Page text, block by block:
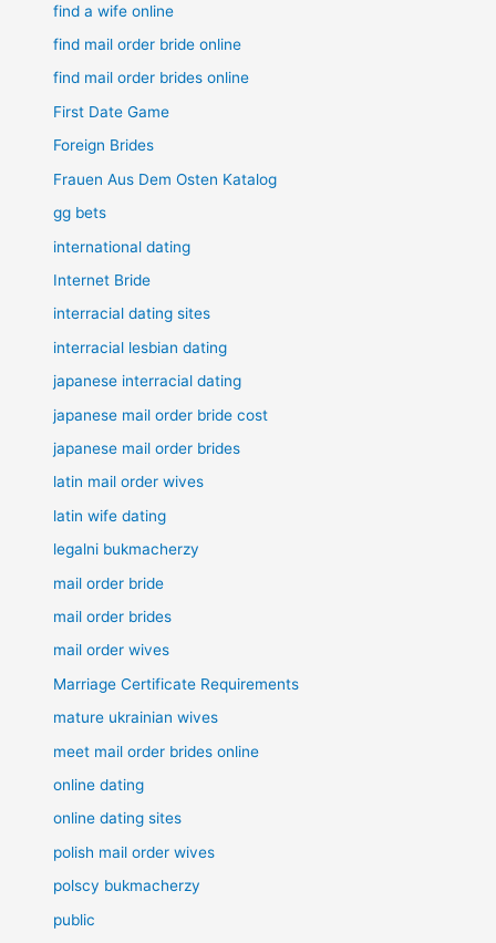
find a wife online
find mail order bride online
find mail order brides online
First Date Game
Foreign Brides
Frauen Aus Dem Osten Katalog
gg bets
international dating
Internet Bride
interracial dating sites
interracial lesbian dating
japanese interracial dating
japanese mail order bride cost
japanese mail order brides
latin mail order wives
latin wife dating
legalni bukmacherzy
mail order bride
mail order brides
mail order wives
Marriage Certificate Requirements
mature ukrainian wives
meet mail order brides online
online dating
online dating sites
polish mail order wives
polscy bukmacherzy
public